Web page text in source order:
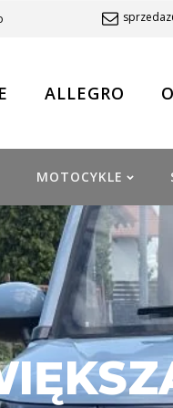
ALLEGRO
MOTOCYKLE